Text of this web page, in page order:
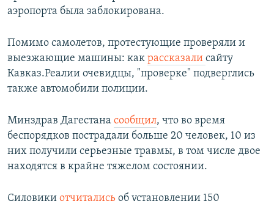
аэропорта была заблокирована.
Помимо самолетов, протестующие проверяли и
выезжающие машины: как рассказали сайту
Кавказ.Реалии очевидцы, "проверке" подверглись
также автомобили полиции.
Минздрав Дагестана сообщил, что во время
беспорядков пострадали больше 20 человек, 10 из
них получили серьезные травмы, в том числе двое
находятся в крайне тяжелом состоянии.
Силовики отчитались об установлении 150